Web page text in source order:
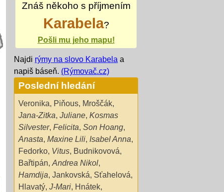
Znáš někoho s příjmením
Karabela?
Pošli mu jeho mapu!
Najdi rýmy na slovo Karabela a
napiš báseň. (Rýmovač.cz)
Poslední hledání
Veronika, Piňous, Mroščák,
Jana-Zitka, Juliane, Kosmas
Silvester, Felicita, Son Hoang,
Anasta, Maxine Lili, Isabel Anna,
Fedorko, Vitus, Budnikovová,
Bařtipán, Andrea Nikol,
Hamdija, Jankovská, Sťahelová,
Hlavatý, J-Mari, Hnátek,